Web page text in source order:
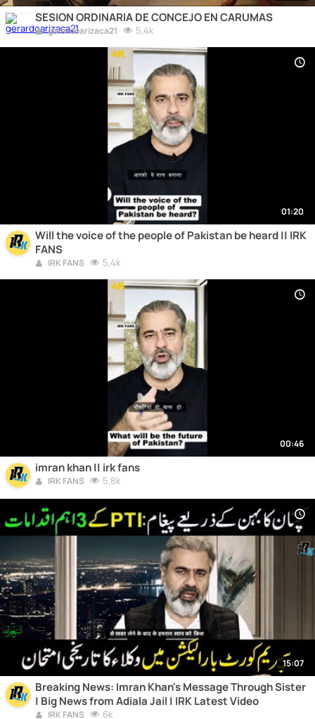
SESION ORDINARIA DE CONCEJO EN CARUMAS
gerardoarizaca21 5,4k
01:20
Will the voice of the people of Pakistan be heard || IRK
FANS
IRK FANS 5,4k
00:46
imran khan || irk fans
IRK FANS 5,8k
15:07
Breaking News: Imran Khan's Message Through Sister
| Big News from Adiala Jail | IRK Latest Video
IRK FANS 6k